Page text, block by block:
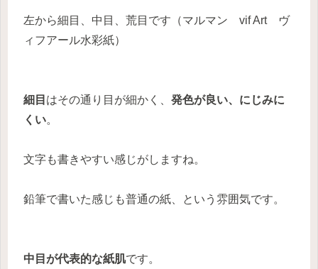
左から細目、中目、荒目です（マルマン vif Art ヴ
ィフアール水彩紙）
細目 はその通り目が細かく、 発色が良い、にじみに
くい。
文字も書きやすい感じがしますね。
鉛筆で書いた感じも普通の紙、という雰囲気です。
中目が代表的な紙肌です。